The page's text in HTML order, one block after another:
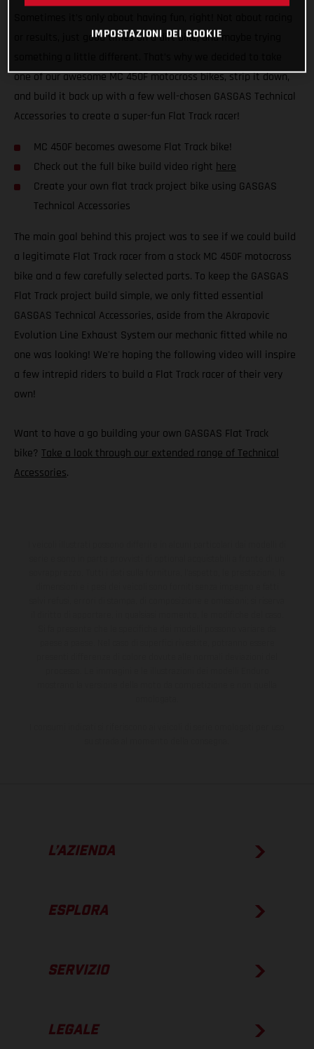
or results, just good times on a dirt bike, and maybe trying
one of our awesome MC 450F motocross bikes, strip it down,
and build it back up with a few well-chosen GASGAS Technical
Accessories to create a super-fun Flat Track racer!
MC 450F becomes awesome Flat Track bike!
Check out the full bike build video right here
Create your own flat track project bike using GASGAS
Technical Accessories
The main goal behind this project was to see if we could build
a legitimate Flat Track racer from a stock MC 450F motocross
bike and a few carefully selected parts. To keep the GASGAS
Flat Track project build simple, we only fitted essential
GASGAS Technical Accessories, aside from the Akrapovic
Evolution Line Exhaust System our mechanic fitted while no
one was looking! We're hoping the following video will inspire
a few intrepid riders to build a Flat Track racer of their very
own!
Want to have a go building your own GASGAS Flat Track
bike? Take a look through our extended range of Technical
Accessories.
L’AZIENDA
ESPLORA
SERVIZIO
LEGALE
IMPOSTAZIONI DEI COOKIE